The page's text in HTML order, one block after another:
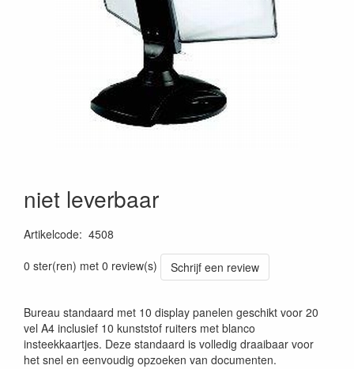
niet leverbaar
Artikelcode: 4508
0 ster(ren) met 0 review(s)
Schrijf een review
Bureau standaard met 10 display panelen geschikt voor 20
vel A4 inclusief 10 kunststof ruiters met blanco
insteekkaartjes. Deze standaard is volledig draaibaar voor
het snel en eenvoudig opzoeken van documenten.